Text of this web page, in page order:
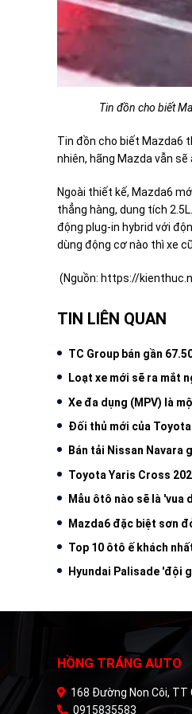
Tin đồn cho biết
Tin đồn cho biết Mazda6
nhiên, hãng Mazda vẫn
Ngoài thiết kế, Mazda6
thẳng hàng, dung tích
động plug-in hybrid với
dùng động cơ nào thì xe
(Nguồn: https://
TIN LIÊN QUAN
TC Group bán gần
Loạt xe mới sẽ ra mắt
Xe đa dụng (MPV) là
Đối thủ mới của
Bán tải Nissan
Toyota Yaris Cross
Mẫu ôtô nào sẽ là 'vua
Mazda6 đặc biệt sơn
Top 10 ôtô ế khách
Hyundai Palisade 'đội
HỒNG TRÁNG AUTO
168 Đường Non Côi, TT
0915835583